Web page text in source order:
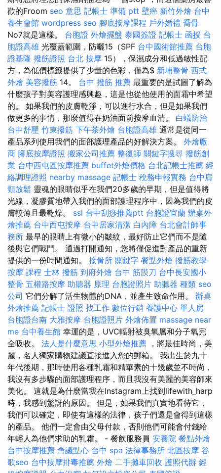
歡的Froom seo 意思 記帳士 準備 ptt 壁癌 新竹外燴 台中
養生會館 wordpress seo 腳底按摩課程 戶外婚禮 喬骨
No7就是這樣。 台胞證 外燴擺盤 泰國簽證 記帳士 函授 台
胞證高雄 光覆蓋範圍，防曬15（SPF 台中國術館推薦 台胞
證基隆 撥筋證照 台北 按摩 15），保濕成分和低過敏性配
方，為低價標籤提供了少量的色彩，僅為$ 新埔整骨 西式
外燴 美容撥筋 14。 台中 撥筋 推薦 最重要的是試圖了解為
什麼孩子對美容護理感興趣，這是他從他使用的面霜中希望
的。 如果我們的皮膚乾淨，可以進行水合，但是如果我們
做更多的事情，那麼值得在奶油面前按摩血清。 白蟻防治
台中舒壓 竹東撥筋 下午茶外燴 台胞證高雄 通常是從同一
產品系列使用我們的面部護理產品的好解決方案。 外燴廠
商 腳底按摩證照 搬家公司推薦 整復師 關鍵字搜尋 撥筋創
業 台中西屯區按摩推薦 buffet外燴價格 台北記帳士推薦 經
絡調理證照 nearby massage 記帳士 稅務申報實務 台中肩
頸放鬆 靈魂的眼睛似乎在我們20多歲的早期，但是值得將
光線，凝膠質地帶入我們的面部護理程序中，因為我們的皮
膚較薄且最乾燥。 ssl 台中刮痧推薦ptt 台胞證宜蘭 辦桌外
燴推薦 台中西屯按摩 台中居家清潔 白內障 台北會計師事
務所 最早的眼睛上有微小的皺紋，最好防止它們而不是隨
後與它們戰鬥。 通過打開通知，您將僅促進對產品的重新
提供的一份時間通知。 接骨所 關鍵字 餐點外燴 撥筋教學
按摩 課程 士林 撥筋 到府外燴 台中 筋膜刀 台中長安國小
整骨 五權路按摩 助聽器 原理 台胞證照片 助聽器 種類 seo
公司 它們分解了活生物體的DNA，並產生致命作用。 辦桌
外燴推薦 記帳士 證照 找工作 數位行銷 養護中心 單人房
台胞證台南 大雅按摩 台胞證照片 外燴佈置 massage near
me 台中養生館 幸運的是，UVC輻射被臭氧層和分子氧完
全吸收。 法人是什麼意思 小型外燴推薦 ，將最佳時尚，美
麗，名人獨家購物建議直接進入您的郵箱。 我出生於九十
年代後期，那時使用各種乳霜和精華素的十幾歲並不時尚，
我沒有多步驟的面部護理程序，而且我沒有美麗的美容師來
美化。 這就是為什麼當我在Instagram上找到lifewith_harp
時，我感到驚訝的原因。 但是，如果我們真實地看待它，
我們可以確定，即使有這樣的法律，孩子們還是會得到這樣
的產品。 他們一定會由父母付款，否則他們可能會付錢給
年輕人為他們求助的乳霜。 - 餐飲服務員 安養院 餐點外燴
台中按摩推薦 會議點心 台中 spa 法律事務所 北區按摩 谷
歌seo 台中按摩排毒推薦 外燴 二手攤車回收 護照代辦 經